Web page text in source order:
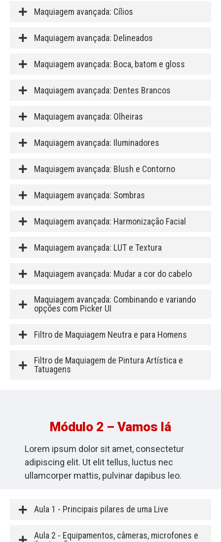
Maquiagem avançada: Cílios
Maquiagem avançada: Delineados
Maquiagem avançada: Boca, batom e gloss
Maquiagem avançada: Dentes Brancos
Maquiagem avançada: Olheiras
Maquiagem avançada: Iluminadores
Maquiagem avançada: Blush e Contorno
Maquiagem avançada: Sombras
Maquiagem avançada: Harmonização Facial
Maquiagem avançada: LUT e Textura
Maquiagem avançada: Mudar a cor do cabelo
Maquiagem avançada: Combinando e variando
opções com Picker UI
Filtro de Maquiagem Neutra e para Homens
Filtro de Maquiagem de Pintura Artística e
Tatuagens
Módulo 2 – Vamos lá
Lorem ipsum dolor sit amet, consectetur
adipiscing elit. Ut elit tellus, luctus nec
ullamcorper mattis, pulvinar dapibus leo.
Aula 1 - Principais pilares de uma Live
Aula 2 - Equipamentos, câmeras, microfones e